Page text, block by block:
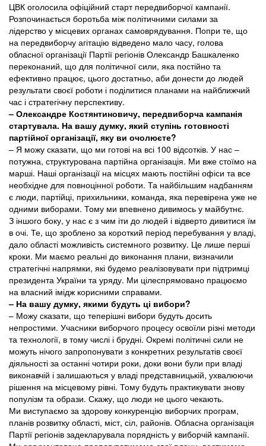
ЦВК оголосила офіційний старт передвиборчої кампанії.
Розпочинається боротьба між політичними силами за
лідерство у місцевих органах самоврядування. Попри те, що
на передвиборчу агітацію відведено мало часу, голова
обласної організації Партії регіонів Олександр Башкаленко
переконаний, що для політичної сили, яка постійно та
ефективно працює, цього достатньо, аби донести до людей
результати своєї роботи і поділитися планами на найближчий
час і стратегічну перспективу.
– Олександре Костянтиновичу, передвиборча кампанія
стартувала. На вашу думку, який ступінь готовності
партійної організації, яку ви очолюєте?
– Я можу сказати, що ми готові на всі 100 відсотків. У нас –
потужна, структурована партійна організація. Ми вже стоїмо на
марші. Наші організації на місцях мають постійні офіси та все
необхідне для повноцінної роботи. Та найбільшим надбанням
є люди, партійці, прихильники, команда, яка перевірена уже не
одними виборами. Тому ми впевнено дивимось у майбутнє.
З іншого боку, у нас є з чим іти до людей і відверто дивитися їм
в очі. Те, що зроблено за короткий період перебування у владі,
дало області можливість системного розвитку. Це лише перші
кроки. Ми маємо реальні до виконання плани, визначили
стратегічні напрямки, які будемо реалізовувати при підтримці
президента України та уряду. Ми цілеспрямовано працюємо
на власний імідж корисними справами.
– На вашу думку, якими будуть ці вибори?
– Можу сказати, що теперішні вибори будуть досить
непростими. Учасники виборчого процесу освоїли різні методи
та технології, в тому числі і брудні. Окремі політичні сили не
можуть нічого запропонувати з конкретних результатів своєї
діяльності за останні чотири роки, доки вони були при владі
виконавчій і залишаються у владі представницькій, ухвалюючи
рішення на місцевому рівні. Тому будуть практикувати знову
популізм та образи. Скажу, що люди не цього чекають.
Ми виступаємо за здорову конкуренцію виборчих програм,
планів розвитку області, міст, сіл, районів. Обласна організація
Партії регіонів задекларувала порядність у виборчій кампанії.